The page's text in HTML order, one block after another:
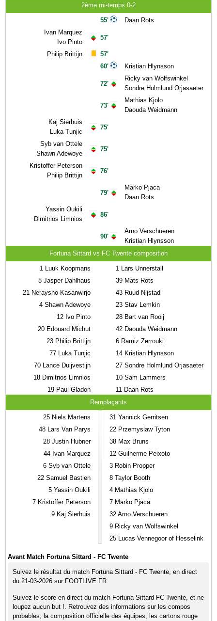
2ème mi-temps 0-2
Ivan Marquez
Ivo Pinto
Philip Brittijn
Kaj Sierhuis
Luka Tunjic
Syb van Ottele
Shawn Adewoye
Kristoffer Peterson
Philip Brittijn
Yassin Oukili
Dimitrios Limnios
55'
57'
57'
60'
72'
73'
75'
75'
76'
79'
86'
90'
Daan Rots
Kristian Hlynsson
Ricky van Wolfswinkel
Sondre Holmlund Orjasaeter
Mathias Kjolo
Daouda Weidmann
Marko Pjaca
Daan Rots
Arno Verschueren
Kristian Hlynsson
Fortuna Sittard vs FC Twente composition
1 Luuk Koopmans
8 Jasper Dahlhaus
21 Neraysho Kasanwirjo
4 Shawn Adewoye
12 Ivo Pinto
20 Edouard Michut
23 Philip Brittijn
77 Luka Tunjic
70 Lance Duijvestijn
18 Dimitrios Limnios
19 Paul Gladon
1 Lars Unnerstall
39 Mats Rots
43 Ruud Nijstad
23 Stav Lemkin
28 Bart van Rooij
42 Daouda Weidmann
6 Ramiz Zerrouki
14 Kristian Hlynsson
27 Sondre Holmlund Orjasaeter
10 Sam Lammers
11 Daan Rots
Remplaçants
25 Niels Martens
48 Lars Van Parys
28 Justin Hubner
44 Ivan Marquez
6 Syb van Ottele
22 Samuel Bastien
5 Yassin Oukili
7 Kristoffer Peterson
9 Kaj Sierhuis
31 Yannick Gerritsen
22 Przemyslaw Tyton
38 Max Bruns
12 Guilherme Peixoto
3 Robin Propper
8 Taylor Booth
4 Mathias Kjolo
7 Marko Pjaca
32 Arno Verschueren
9 Ricky van Wolfswinkel
25 Lucas Vennegoor of Hesselink
Avant Match Fortuna Sittard - FC Twente
Suivez le résultat du match Fortuna Sittard - FC Twente, en direct
du 21-03-2026 sur FOOTLIVE.FR
Suivez le score en direct du match Fortuna Sittard FC Twente, et ne
loupez aucun but !. Retrouvez des informations sur les compos
probables, la composition officielle des équipes, les cartons rouge